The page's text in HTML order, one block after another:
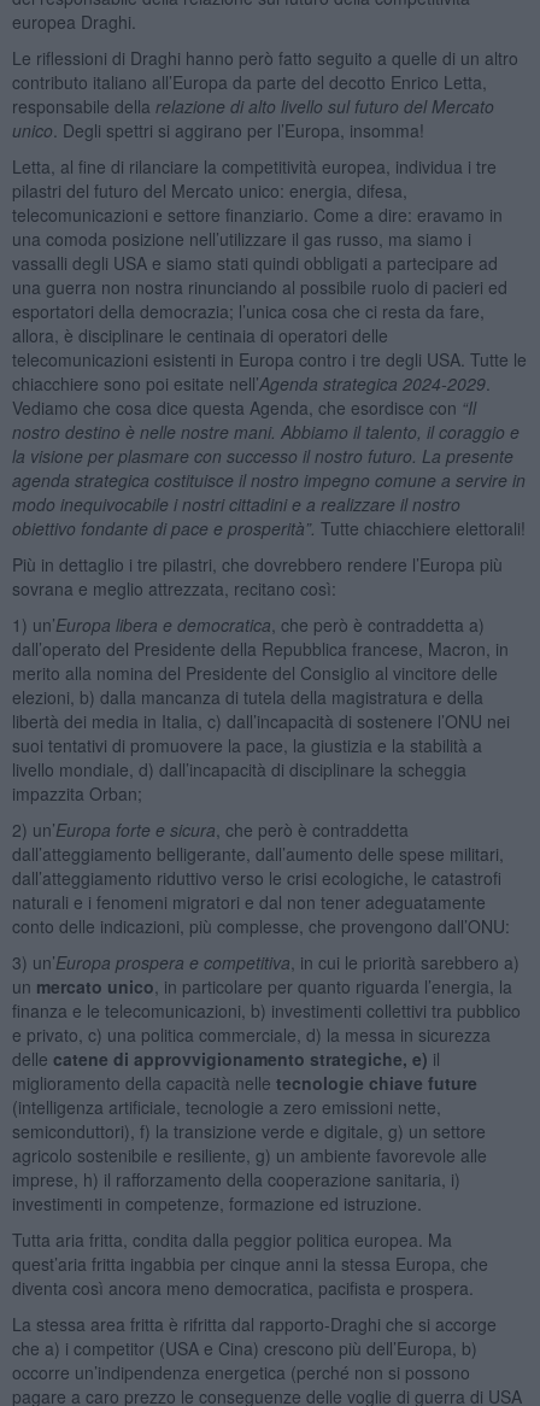
europea Draghi.
Le riflessioni di Draghi hanno però fatto seguito a quelle di un altro
contributo italiano all’Europa da parte del decotto Enrico Letta,
responsabile della relazione di alto livello sul futuro del Mercato
unico . Degli spettri si aggirano per l’Europa, insomma!
Letta, al fine di rilanciare la competitività europea, individua i tre
pilastri del futuro del Mercato unico: energia, difesa,
telecomunicazioni e settore finanziario. Come a dire: eravamo in
una comoda posizione nell’utilizzare il gas russo, ma siamo i
vassalli degli USA e siamo stati quindi obbligati a partecipare ad
una guerra non nostra rinunciando al possibile ruolo di pacieri ed
esportatori della democrazia; l’unica cosa che ci resta da fare,
allora, è disciplinare le centinaia di operatori delle
telecomunicazioni esistenti in Europa contro i tre degli USA. Tutte le
chiacchiere sono poi esitate nell’Agenda strategica 2024-2029.
Vediamo che cosa dice questa Agenda, che esordisce con “Il
nostro destino è nelle nostre mani. Abbiamo il talento, il coraggio e
la visione per plasmare con successo il nostro futuro. La presente
agenda strategica costituisce il nostro impegno comune a servire in
modo inequivocabile i nostri cittadini e a realizzare il nostro
obiettivo fondante di pace e prosperità”. Tutte chiacchiere elettorali!
Più in dettaglio i tre pilastri, che dovrebbero rendere l’Europa più
sovrana e meglio attrezzata, recitano così:
1) un’Europa libera e democratica , che però è contraddetta a)
dall’operato del Presidente della Repubblica francese, Macron, in
merito alla nomina del Presidente del Consiglio al vincitore delle
elezioni, b) dalla mancanza di tutela della magistratura e della
libertà dei media in Italia, c) dall’incapacità di sostenere l’ONU nei
suoi tentativi di promuovere la pace, la giustizia e la stabilità a
livello mondiale, d) dall’incapacità di disciplinare la scheggia
impazzita Orban;
2) un’Europa forte e sicura , che però è contraddetta
dall’atteggiamento belligerante, dall’aumento delle spese militari,
dall’atteggiamento riduttivo verso le crisi ecologiche, le catastrofi
naturali e i fenomeni migratori e dal non tener adeguatamente
conto delle indicazioni, più complesse, che provengono dall’ONU:
3) un’Europa prospera e competitiva , in cui le priorità sarebbero a)
un mercato unico , in particolare per quanto riguarda l’energia, la
finanza e le telecomunicazioni, b) investimenti collettivi tra pubblico
e privato, c) una politica commerciale, d) la messa in sicurezza
delle catene di approvvigionamento strategiche, e) il
miglioramento della capacità nelle tecnologie chiave future
(intelligenza artificiale, tecnologie a zero emissioni nette,
semiconduttori), f) la transizione verde e digitale, g) un settore
agricolo sostenibile e resiliente, g) un ambiente favorevole alle
imprese, h) il rafforzamento della cooperazione sanitaria, i)
investimenti in competenze, formazione ed istruzione.
Tutta aria fritta, condita dalla peggior politica europea. Ma
quest’aria fritta ingabbia per cinque anni la stessa Europa, che
diventa così ancora meno democratica, pacifista e prospera.
La stessa area fritta è rifritta dal rapporto-Draghi che si accorge
che a) i competitor (USA e Cina) crescono più dell’Europa, b)
occorre un’indipendenza energetica (perché non si possono
pagare a caro prezzo le conseguenze delle voglie di guerra di USA